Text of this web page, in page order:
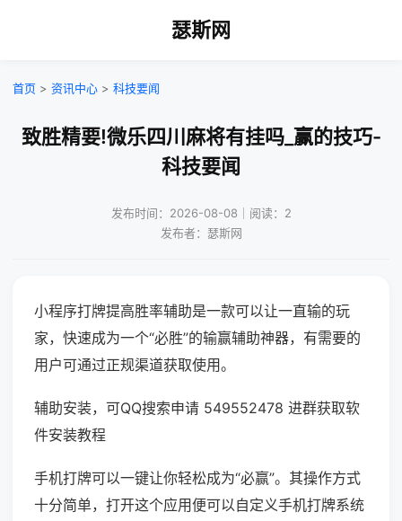
瑟斯网
首页 > 资讯中心 > 科技要闻
致胜精要!微乐四川麻将有挂吗_赢的技巧-
科技要闻
发布时间：2026-08-08｜阅读：2
发布者：瑟斯网
小程序打牌提高胜率辅助是一款可以让一直输的玩
家，快速成为一个“必胜”的输赢辅助神器，有需要的
用户可通过正规渠道获取使用。
辅助安装，可QQ搜索申请 549552478 进群获取软
件安装教程
手机打牌可以一键让你轻松成为“必赢”。其操作方式
十分简单，打开这个应用便可以自定义手机打牌系统